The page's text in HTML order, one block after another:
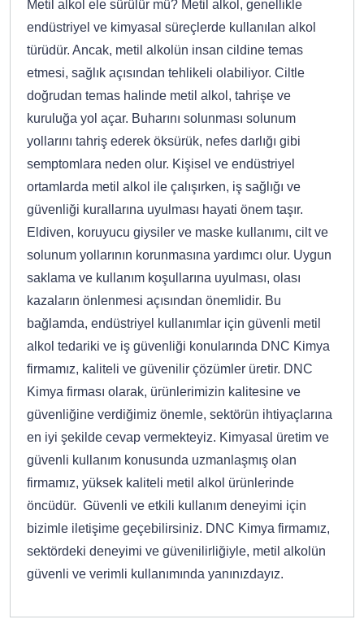
Metil alkol ele sürülür mü? Metil alkol, genellikle
endüstriyel ve kimyasal süreçlerde kullanılan alkol
türüdür. Ancak, metil alkolün insan cildine temas
etmesi, sağlık açısından tehlikeli olabiliyor. Ciltle
doğrudan temas halinde metil alkol, tahrişe ve
kuruluğa yol açar. Buharını solunması solunum
yollarını tahriş ederek öksürük, nefes darlığı gibi
semptomlara neden olur. Kişisel ve endüstriyel
ortamlarda metil alkol ile çalışırken, iş sağlığı ve
güvenliği kurallarına uyulması hayati önem taşır.
Eldiven, koruyucu giysiler ve maske kullanımı, cilt ve
solunum yollarının korunmasına yardımcı olur. Uygun
saklama ve kullanım koşullarına uyulması, olası
kazaların önlenmesi açısından önemlidir. Bu
bağlamda, endüstriyel kullanımlar için güvenli metil
alkol tedariki ve iş güvenliği konularında DNC Kimya
firmamız, kaliteli ve güvenilir çözümler üretir. DNC
Kimya firması olarak, ürünlerimizin kalitesine ve
güvenliğine verdiğimiz önemle, sektörün ihtiyaçlarına
en iyi şekilde cevap vermekteyiz. Kimyasal üretim ve
güvenli kullanım konusunda uzmanlaşmış olan
firmamız, yüksek kaliteli metil alkol ürünlerinde
öncüdür. Güvenli ve etkili kullanım deneyimi için
bizimle iletişime geçebilirsiniz. DNC Kimya firmamız,
sektördeki deneyimi ve güvenilirliğiyle, metil alkolün
güvenli ve verimli kullanımında yanınızdayız.